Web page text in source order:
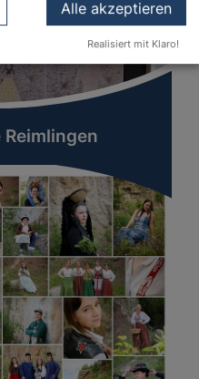
Alle akzeptieren
Realisiert mit Klaro!